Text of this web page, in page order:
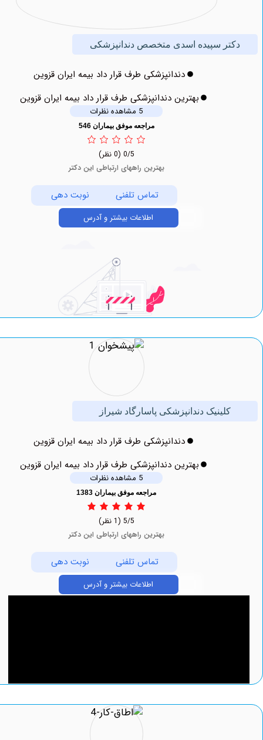
سپیده اسدی متخصص دندانپزشکی
دندانپزشکی طرف قرار داد بیمه ایران قزوین
بهترین دندانپزشکی طرف قرار داد بیمه ایران قزوین
مراجعه موفق بیماران 546
بهترین راههای ارتباطی این دکتر
تماس تلفنی نوبت دهی
اطلاعات بیشتر و آدرس
کلینیک دندانپزشکی پاسارگاد شیراز
دندانپزشکی طرف قرار داد بیمه ایران قزوین
بهترین دندانپزشکی طرف قرار داد بیمه ایران قزوین
مراجعه موفق بیماران 1383
بهترین راههای ارتباطی این دکتر
تماس تلفنی نوبت دهی
اطلاعات بیشتر و آدرس